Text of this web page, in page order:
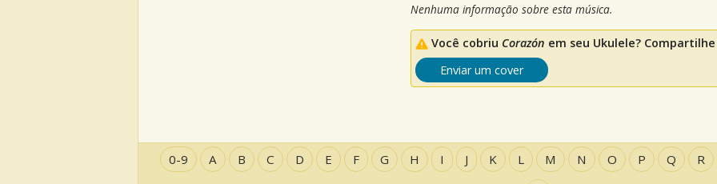
Nenhuma informação sobre esta música.
Você cobriu Corazón em seu Ukulele?
Enviar um cover
0-9 A B C D E F G H I J K L M N O P Q R